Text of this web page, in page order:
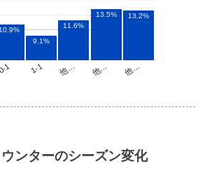
1 1-1 他… 他… 他…
10.9%
9.1%
11.6%
13.5% 13.2%
ンターのシーズン変化